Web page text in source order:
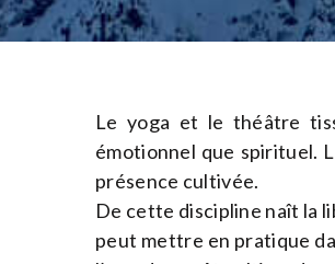
Le yoga et le théâtre
émotionnel que spirituel.
présence cultivée.
De cette discipline naît la
peut mettre en pratique